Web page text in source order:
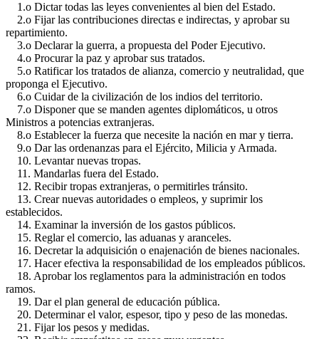
1.o Dictar todas las leyes convenientes al bien del Estado.
2.o Fijar las contribuciones directas e indirectas, y aprobar su
repartimiento.
3.o Declarar la guerra, a propuesta del Poder Ejecutivo.
4.o Procurar la paz y aprobar sus tratados.
5.o Ratificar los tratados de alianza, comercio y neutralidad, que
proponga el Ejecutivo.
6.o Cuidar de la civilización de los indios del territorio.
7.o Disponer que se manden agentes diplomáticos, u otros
Ministros a potencias extranjeras.
8.o Establecer la fuerza que necesite la nación en mar y tierra.
9.o Dar las ordenanzas para el Ejército, Milicia y Armada.
10. Levantar nuevas tropas.
11. Mandarlas fuera del Estado.
12. Recibir tropas extranjeras, o permitirles tránsito.
13. Crear nuevas autoridades o empleos, y suprimir los
establecidos.
14. Examinar la inversión de los gastos públicos.
15. Reglar el comercio, las aduanas y aranceles.
16. Decretar la adquisición o enajenación de bienes nacionales.
17. Hacer efectiva la responsabilidad de los empleados públicos.
18. Aprobar los reglamentos para la administración en todos
ramos.
19. Dar el plan general de educación pública.
20. Determinar el valor, espesor, tipo y peso de las monedas.
21. Fijar los pesos y medidas.